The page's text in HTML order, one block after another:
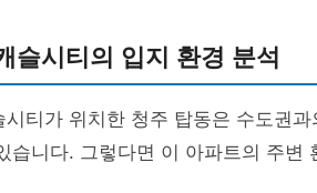
슬시티의 입지 환경 분석
시티가 위치한 청주 탑동은 수도권
습니다. 그렇다면 이 아파트의 주변